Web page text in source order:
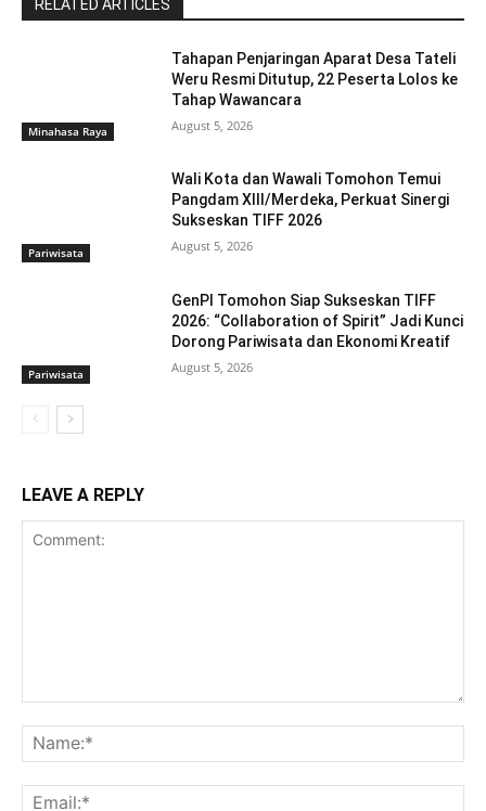
RELATED ARTICLES
Minahasa Raya
Tahapan Penjaringan Aparat Desa Tateli
Weru Resmi Ditutup, 22 Peserta Lolos ke
Tahap Wawancara
August 5, 2026
Pariwisata
Wali Kota dan Wawali Tomohon Temui
Pangdam XIII/Merdeka, Perkuat Sinergi
Sukseskan TIFF 2026
August 5, 2026
Pariwisata
GenPI Tomohon Siap Sukseskan TIFF
2026: “Collaboration of Spirit” Jadi Kunci
Dorong Pariwisata dan Ekonomi Kreatif
August 5, 2026
LEAVE A REPLY